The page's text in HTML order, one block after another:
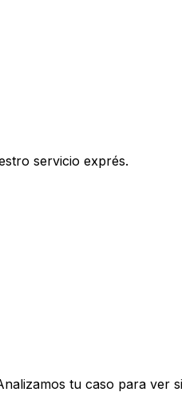
servicio exprés.
tu caso para ver